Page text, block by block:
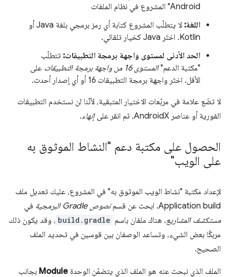
Android" المشروع في نظام الملفات
اللغة:
لا يتطلّب المشروع كتابة أي رمز برمجي بلغة Java أو
Kotlin. اختَر Java كخيار تلقائي.
الحد الأدنى لمستوى واجهة برمجة التطبيقات: تتطلّب
"مكتبة الدعم"المستوى 16 من واجهة برمجة التطبيقات
على
الأقل. اختَر واجهة برمجة التطبيقات 16 أو أي إصدار أحدث.
لا تضَع علامة في مربّعات الاختيار المتبقية، لأنّنا لن نستخدم التطبيقات
الفورية أو عناصر AndroidX، ثم انقر على
إنهاء.
الحصول على مكتبة دعم "النشاط الموثوق به
على الويب"
لإعداد مكتبة "نشاط الويب الموثوق به" في المشروع، عليك تعديل ملف
Application build. ابحث عن قسم
نصوص Gradle البرمجية
في
مستكشف المشاريع. هناك ملفان باسم build.gradle ، وقد يكون ذلك
مربكًا بعض الشيء، وتساعد الوصفان بين قوسين في تحديد الملف
الصحيح.
الملف الذي نبحث عنه هو الملف الذي يتضمّن الوحدة Module بجانب